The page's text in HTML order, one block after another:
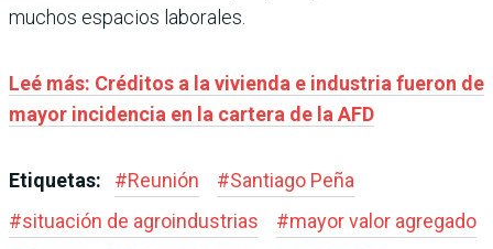
muchos espacios laborales.
Leé más: Créditos a la vivienda e industria fueron de
mayor incidencia en la cartera de la AFD
Etiquetas: #Reunión #Santiago Peña
#situación de agroindustrias #mayor valor agregado